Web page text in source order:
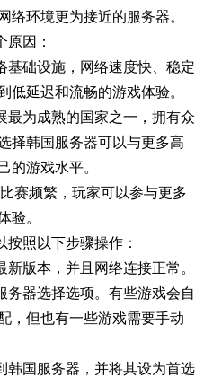
络环境更为接近的服务器。
因：
基础设施，网络速度快、稳定
低延迟和流畅的游戏体验。
最为成熟的国家之一，拥有众
择韩国服务器可以与更多高
的游戏水平。
赛频繁，玩家可以参与更多
验。
照以下步骤操作：
版本，并且网络连接正常。
务器选择选项。有些游戏会自
，但也有一些游戏需要手动
韩国服务器，并将其设为首选